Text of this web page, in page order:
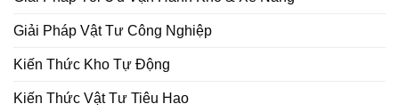
Giải Pháp Vật Tư Công Nghiệp
Kiến Thức Kho Tự Động
Kiến Thức Vật Tư Tiêu Hao